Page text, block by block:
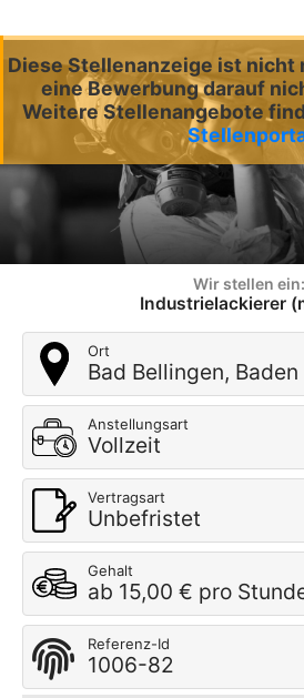
Diese Stellenanzeige ist nicht
eine Bewerbung darauf
Weitere Stellenangebote
Wir stellen ein:
Industrielackierer
Ort
Bad Bellingen, Baden
Anstellungsart
Vollzeit
Vertragsart
Unbefristet
Gehalt
ab 15,00 € pro
Referenz-Id
1006-82